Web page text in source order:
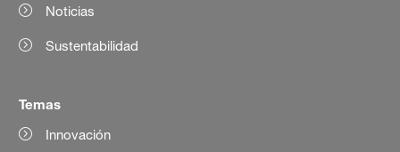
Noticias
Sustentabilidad
Temas
Innovación